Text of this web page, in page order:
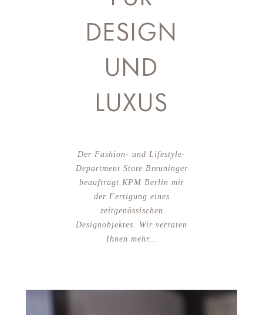
DESIGN
UND
LUXUS
Der Fashion- und Lifestyle-
Department Store Breuninger
beauftragt KPM Berlin mit
der Fertigung eines
zeitgenössischen
Designobjektes. Wir verraten
Ihnen mehr...